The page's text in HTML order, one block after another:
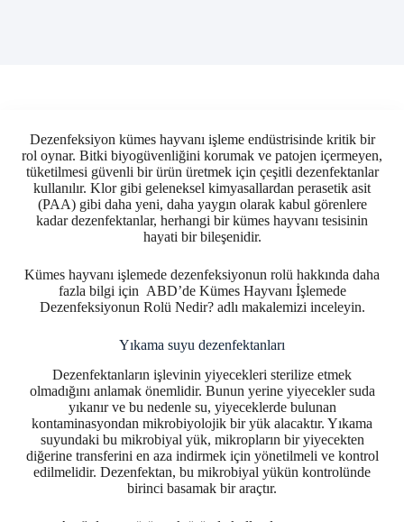
Dezenfeksiyon kümes hayvanı işleme endüstrisinde kritik bir
rol oynar. Bitki biyogüvenliğini korumak ve patojen içermeyen,
tüketilmesi güvenli bir ürün üretmek için çeşitli dezenfektanlar
kullanılır. Klor gibi geleneksel kimyasallardan perasetik asit
(PAA) gibi daha yeni, daha yaygın olarak kabul görenlere
kadar dezenfektanlar, herhangi bir kümes hayvanı tesisinin
hayati bir bileşenidir.
Kümes hayvanı işlemede dezenfeksiyonun rolü hakkında daha
fazla bilgi için ABD’de Kümes Hayvanı İşlemede
Dezenfeksiyonun Rolü Nedir? adlı makalemizi inceleyin.
Yıkama suyu dezenfektanları
Dezenfektanların işlevinin yiyecekleri sterilize etmek
olmadığını anlamak önemlidir. Bunun yerine yiyecekler suda
yıkanır ve bu nedenle su, yiyeceklerde bulunan
kontaminasyondan mikrobiyolojik bir yük alacaktır. Yıkama
suyundaki bu mikrobiyal yük, mikropların bir yiyecekten
diğerine transferini en aza indirmek için yönetilmeli ve kontrol
edilmelidir. Dezenfektan, bu mikrobiyal yükün kontrolünde
birinci basamak bir araçtır.